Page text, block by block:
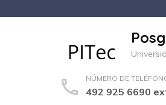
NÚMERO DE
492 925 6690